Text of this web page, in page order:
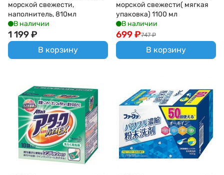
морской свежести,
наполнитель, 810мл
В наличии
1 199₽
В корзину
морской свежести( мягкая
упаковка) 1100 мл
В наличии
747 ₽
699₽
В корзину